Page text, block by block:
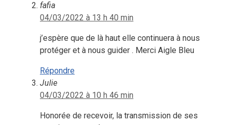
fafia
04/03/2022 à 13 h 40 min
j’espère que de là haut elle continuera à nous
protéger et à nous guider . Merci Aigle Bleu
Répondre
Julie
04/03/2022 à 10 h 46 min
Honorée de recevoir, la transmission de ses